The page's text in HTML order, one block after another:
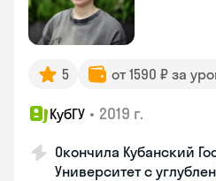
5 от 1590 ₽ за
КубГУ • 2019 г.
Окончила Кубанский
Университет с